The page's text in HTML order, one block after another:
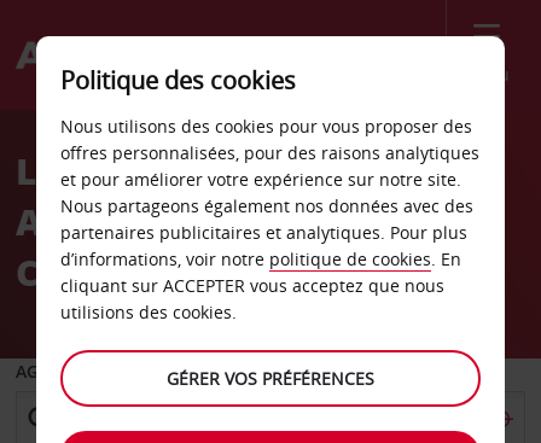
Menu
Welcome
AvisLocation de voiture
Aéroport de Cotonou-
Cadjehoun
AGENCE DE DÉPART
Politique des cookies
Nous utilisons des cookies pour vous proposer des
offres personnalisées, pour des raisons analytiques
et pour améliorer votre expérience sur notre site.
Nous partageons également nos données avec des
partenaires publicitaires et analytiques. Pour plus
d’informations, voir notre politique de cookies. En
cliquant sur ACCEPTER vous acceptez que nous
utilisions des cookies.
GÉRER VOS PRÉFÉRENCES